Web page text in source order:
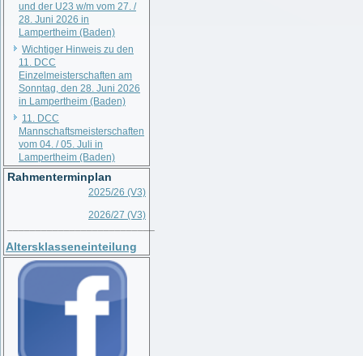
und der U23 w/m vom 27. /
28. Juni 2026 in
Lampertheim (Baden)
Wichtiger Hinweis zu den
11. DCC
Einzelmeisterschaften am
Sonntag, den 28. Juni 2026
in Lampertheim (Baden)
11. DCC
Mannschaftsmeisterschaften
vom 04. / 05. Juli in
Lampertheim (Baden)
Rahmenterminplan
2025/26 (V3)
2026/27 (V3)
Altersklasseneinteilung